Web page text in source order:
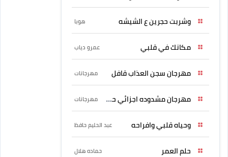
وشربت حجرين ع الشيشه هوبا
مكانك في قلبي عمرو دياب
مهرجان سجن العذاب قافل مهرجانات
مهرجان مشدوده اجزائي حربونى مهرجانات
وحياه قلبي وافراحه عبد الحليم حافظ
حلم العمر حماده هلال